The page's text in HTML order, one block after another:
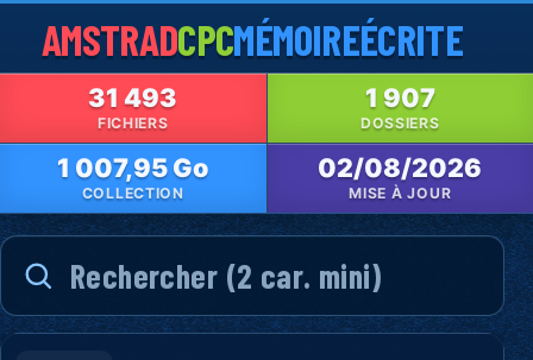
AMSTRADCPCMÉMOIREÉCRITE
31 493
FICHIERS
1 907
DOSSIERS
1 007,95 Go
COLLECTION
02/08/2026
MISE À JOUR